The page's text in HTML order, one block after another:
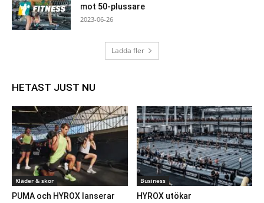
mot 50-plussare
2023-06-26
Ladda fler
HETAST JUST NU
Kläder & skor
PUMA och HYROX lanserar
Business
HYROX utökar